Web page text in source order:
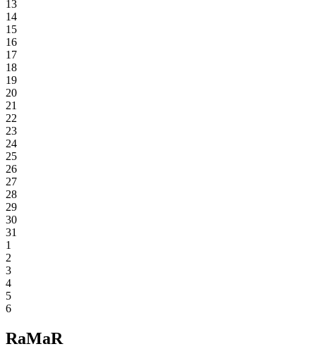
13
14
15
16
17
18
19
20
21
22
23
24
25
26
27
28
29
30
31
1
2
3
4
5
6
RaMaR